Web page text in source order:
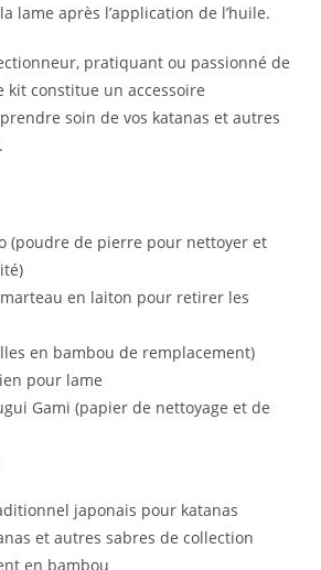
lame après l’application de l’huile.
pratiquant ou passionné de
kit constitue un accessoire
soin de vos katanas et autres
(poudre de pierre pour nettoyer et
en laiton pour retirer les
en bambou de remplacement)
pour lame
Gami (papier de nettoyage et de
japonais pour katanas
et autres sabres de collection
en bambou